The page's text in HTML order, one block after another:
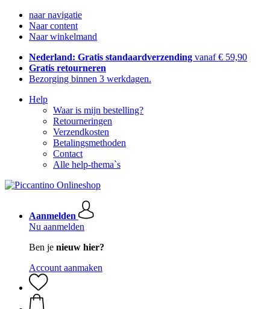
naar navigatie
Naar content
Naar winkelmand
Nederland: Gratis standaardverzending vanaf € 59,90
Gratis retourneren
Bezorging binnen 3 werkdagen.
Help
Waar is mijn bestelling?
Retourneringen
Verzendkosten
Betalingsmethoden
Contact
Alle help-thema`s
Aanmelden
Nu aanmelden
Ben je nieuw hier?
Account aanmaken